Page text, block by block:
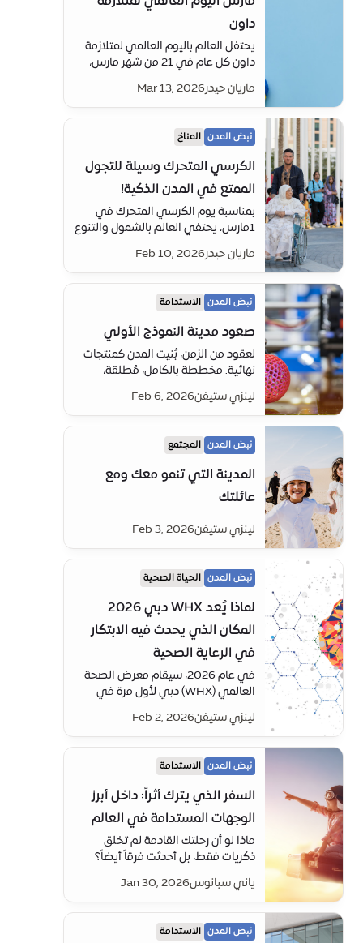
داون
يحتفل العالم باليوم العالمي لمتلازمة
داون كل عام في 21 من شهر مارس،
الصبغي (التثلث) للكروموسوم الحادي
والعشرين. واختير هذا اليوم لتعزيز
الشمولية والعدالة في الفرص
للأشخاص أصحاب متلازمة داون حول
العالم.
ماريان حيدرMar 13, 2026
نبض المدن المناخ
الكرسي المتحرك وسيلة للتجول
الممتع في المدن الذكية!
بمناسبة يوم الكرسي المتحرك في
1مارس، يحتفي العالم بالشمول والتنوع
لإمكانية الوصول للجميع.
ماريان حيدرFeb 10, 2026
نبض المدن الاستدامة
صعود مدينة النموذج الأولي
لعقود من الزمن، بُنيت المدن كمنتجات
نهائية. مخططة بالكامل، مُطلقة،
2026 وما بعده تفعل شيئًا مختلفًا
جذريًا.
لينزي ستيفنFeb 6, 2026
نبض المدن المجتمع
المدينة التي تنمو معك ومع
عائلتك
لينزي ستيفنFeb 3, 2026
نبض المدن الحياة الصحية
لماذا يُعد WHX دبي 2026
المكان الذي يحدث فيه الابتكار
في الرعاية الصحية
في عام 2026، سيقام معرض الصحة
العالمي (WHX) دبي لأول مرة في
للمعارض (DEC) في إكسبو سيتي دبي
وWHX Labs في مركز دبي التجاري
العالمي (DWTC).
لينزي ستيفنFeb 2, 2026
نبض المدن الاستدامة
السفر الذي يترك أثراً: داخل أبرز
الوجهات المستدامة في العالم
ماذا لو أن رحلتك القادمة لم تخلق
ذكريات فقط، بل أحدثت فرقاً أيضاً؟
ياني سبانوسJan 30, 2026
نبض المدن الاستدامة